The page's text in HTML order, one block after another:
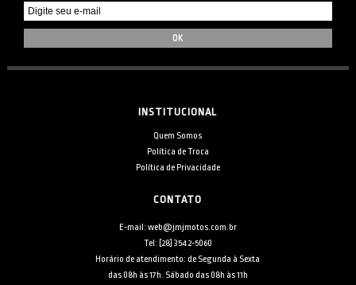
INSTITUCIONAL
Quem Somos
Política de Troca
Política de Privacidade
CONTATO
E-mail: web@jmjmotos.com.br
Tel: [28] 3542-5060
Horário de atendimento: de Segunda à Sexta
das 08h às 17h. Sábado das 08h às 11h